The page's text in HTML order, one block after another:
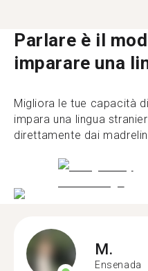
Parlare è il
imparare una
Migliora le tue capacità
impara una lingua
direttamente dai
M.
Ensenada